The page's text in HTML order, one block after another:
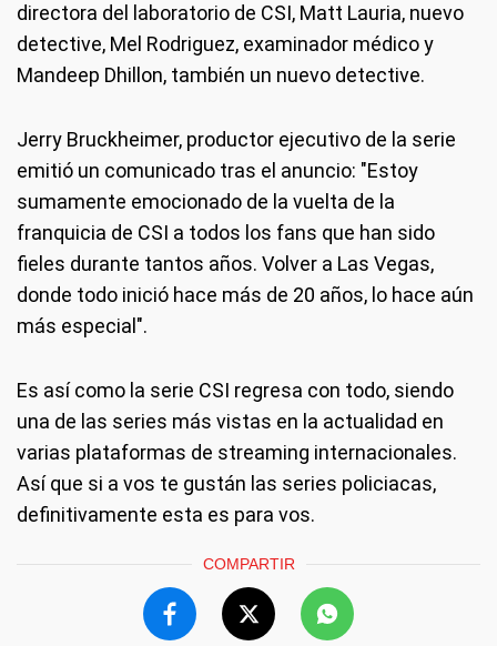
directora del laboratorio de CSI, Matt Lauria, nuevo
detective, Mel Rodriguez, examinador médico y
Mandeep Dhillon, también un nuevo detective.
Jerry Bruckheimer, productor ejecutivo de la serie
emitió un comunicado tras el anuncio: "Estoy
sumamente emocionado de la vuelta de la
franquicia de CSI a todos los fans que han sido
fieles durante tantos años. Volver a Las Vegas,
donde todo inició hace más de 20 años, lo hace aún
más especial".
Es así como la serie CSI regresa con todo, siendo
una de las series más vistas en la actualidad en
varias plataformas de streaming internacionales.
Así que si a vos te gustán las series policiacas,
definitivamente esta es para vos.
COMPARTIR